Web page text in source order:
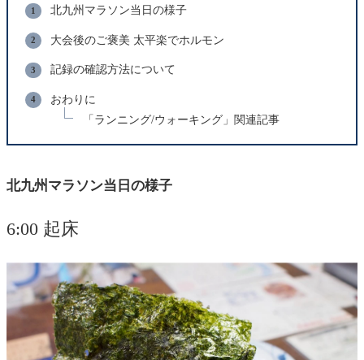
北九州マラソン当日の様子
大会後のご褒美 太平楽でホルモン
記録の確認方法について
おわりに
「ランニング/ウォーキング」関連記事
北九州マラソン当日の様子
6:00 起床